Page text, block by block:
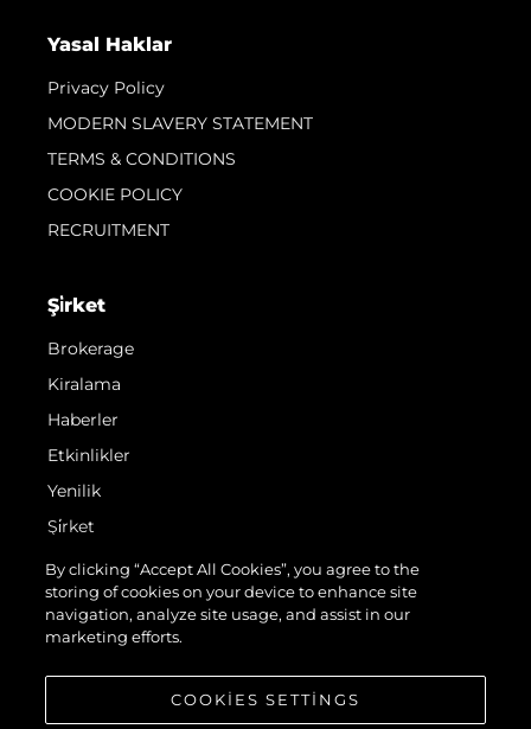
Yasal Haklar
Privacy Policy
MODERN SLAVERY STATEMENT
TERMS & CONDITIONS
COOKIE POLICY
RECRUITMENT
Şi̇rket
Brokerage
Kiralama
Haberler
Etkinlikler
Yenilik
Şi̇rket
Ekip
Yaşam Şekli̇
Mi̇ras
By clicking “Accept All Cookies”, you agree to the
storing of cookies on your device to enhance site
navigation, analyze site usage, and assist in our
marketing efforts.
COOKIES SETTINGS